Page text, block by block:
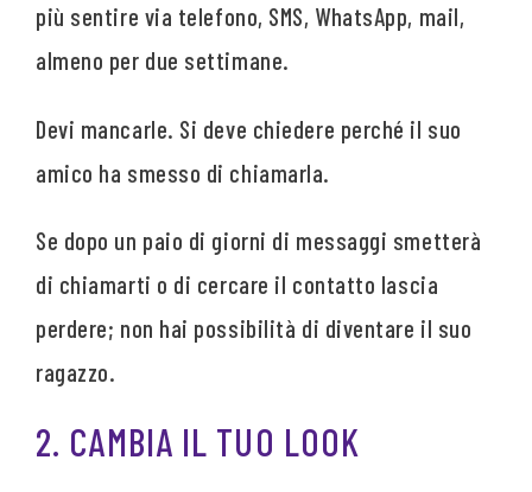
più sentire via telefono, SMS, WhatsApp, mail,
almeno per due settimane.
Devi mancarle. Si deve chiedere perché il suo
amico ha smesso di chiamarla.
Se dopo un paio di giorni di messaggi smetterà
di chiamarti o di cercare il contatto lascia
perdere; non hai possibilità di diventare il suo
ragazzo.
2. CAMBIA IL TUO LOOK